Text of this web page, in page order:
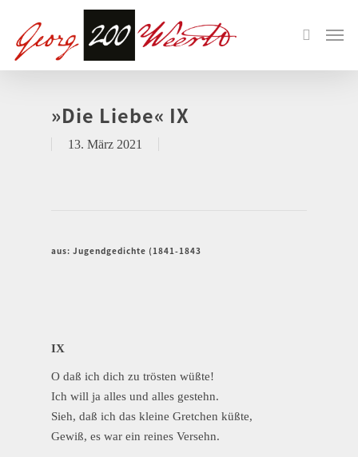
»Die Liebe« IX
13. März 2021
aus: Jugendgedichte (1841-1843
IX
O daß ich dich zu trösten wüßte!
Ich will ja alles und alles gestehn.
Sieh, daß ich das kleine Gretchen küßte,
Gewiß, es war ein reines Versehn.